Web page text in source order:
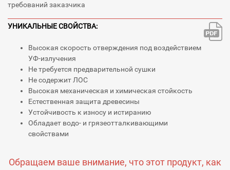
требований заказчика
УНИКАЛЬНЫЕ СВОЙСТВА:
Высокая скорость отверждения под воздействием
УФ-излучения
Не требуется предварительной сушки
Не содержит ЛОС
Высокая механическая и химическая стойкость
Естественная защита древесины
Устойчивость к износу и истиранию
Обладает водо- и грязеотталкивающими
свойствами
Обращаем ваше внимание, что этот продукт, как